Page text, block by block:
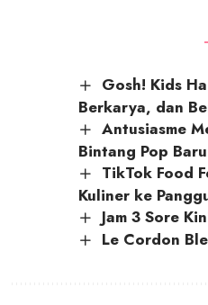
Gosh! Kids
Berkarya, dan
Antusiasme
Bintang Pop Baru
TikTok Food
Kuliner ke
Jam 3 Sore
Le Cordon